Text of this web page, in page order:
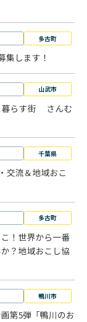
多古町
集します！
山武市
暮らす街 さんむ
千葉県
交流＆地域おこ
多古町
！世界から一番
？地域おこし協
鴨川市
第5弾「鴨川のお